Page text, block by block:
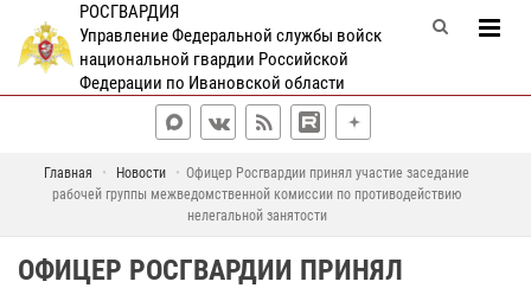
РОСГВАРДИЯ
Управление Федеральной службы войск
национальной гвардии Российской
Федерации по Ивановской области
Главная Новости
Офицер Росгвардии принял участие заседание
рабочей группы межведомственной комиссии по противодействию
нелегальной занятости
ОФИЦЕР РОСГВАРДИИ ПРИНЯЛ